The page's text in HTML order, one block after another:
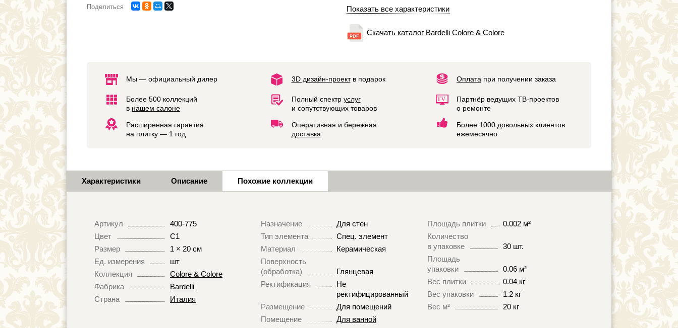
Поделиться Показать все характеристики
Скачать каталог Bardelli Colore & Colore
Мы — официальный дилер 3D дизайн-проектв подарок Оплата при получении заказа
Более 500 коллекций
в нашем салоне
Полный спектр услуг
и сопутствующих товаров
Партнёр ведущих ТВ-проектов
о ремонте
Расширенная гарантия
на плитку — 1 год
Оперативная и бережная
доставка
Более 1000 довольных клиентов
ежемесячно
Характеристики Описание Похожие коллекции
Артикул
400-775
Цвет
C1
Размер
1 × 20 см
Ед. измерения
шт
Коллекция
Colore & Colore
Фабрика
Bardelli
Страна
Италия
Назначение
Для стен
Тип элемента
Спец. элемент
Материал
Керамическая
Поверхность
(обработка)
Глянцевая
Ректификация
Не
ректифицированный
Размещение
Для помещений
Помещение
Для ванной
Площадь плитки
0.002 м²
Количество
в упаковке
30 шт.
Площадь
упаковки
0.06 м²
Вес плитки
0.04 кг
Вес упаковки
1.2 кг
Вес м²
20 кг